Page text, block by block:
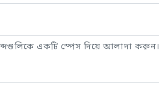
একটি স্পেস দিয়ে আলাদা করুন।